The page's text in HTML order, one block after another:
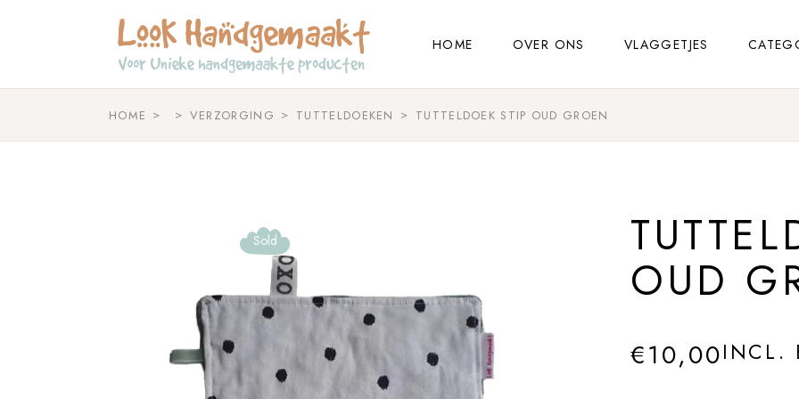
HOME OVER ONS VLAGGETJES
HOME VERZORGING TUTTELDOEKEN TUTTELDOEK STIP OUD GROEN
Sold
OUD
€10,00INCL.